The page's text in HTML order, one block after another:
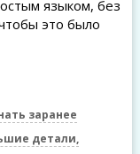
языком, без
это было
заранее
детали,